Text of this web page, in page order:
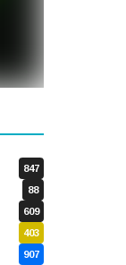
847
88
609
403
907